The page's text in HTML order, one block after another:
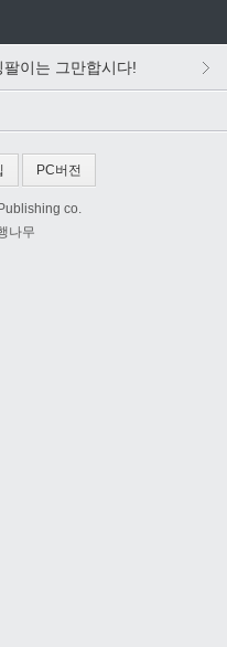
이는 그만합시다!
PC버전
co.
나무